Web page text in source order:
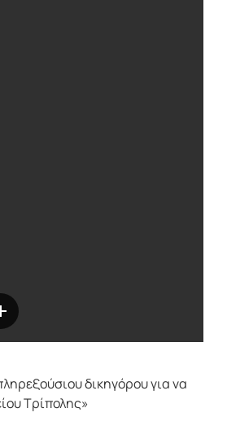
δικηγόρου για να
Τρίπολης»